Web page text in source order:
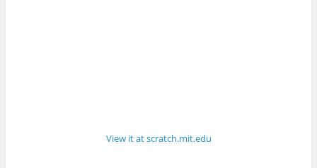
View it at scratch.mit.edu